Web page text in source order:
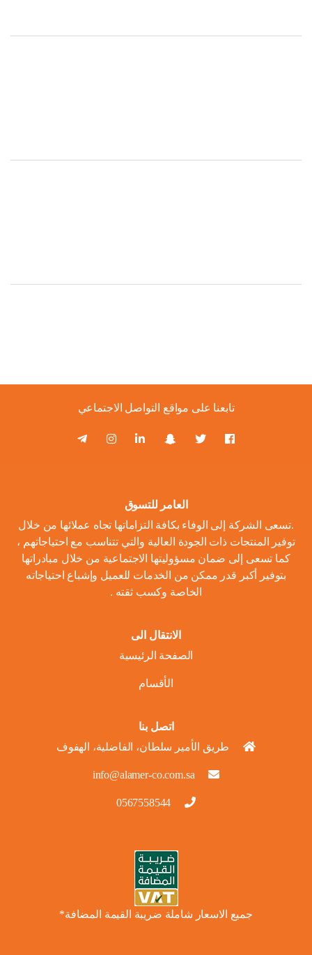
تابعنا على مواقع التواصل الاجتماعي
العامر للتسوق
.تسعى الشركة إلى الوفاء بكافة التزاماتها تجاه عملائها من خلال
توفير المنتجات ذات الجودة العالية والتي تتناسب مع احتياجاتهم ،
كما تسعى إلى ضمان مسؤوليتها الاجتماعية من خلال مبادراتها
بتوفير أكبر قدر ممكن من الخدمات للعميل وإشباع احتياجاته
الخاصة وكسب ثقته .
الانتقال الى
الصفحة الرئيسية
الأقسام
اتصل بنا
طريق الأمير سلطان، الفاضلية، الهفوف
info@alamer-co.com.sa
0567558544
جميع الاسعار شاملة ضريبة القيمة المضافة*